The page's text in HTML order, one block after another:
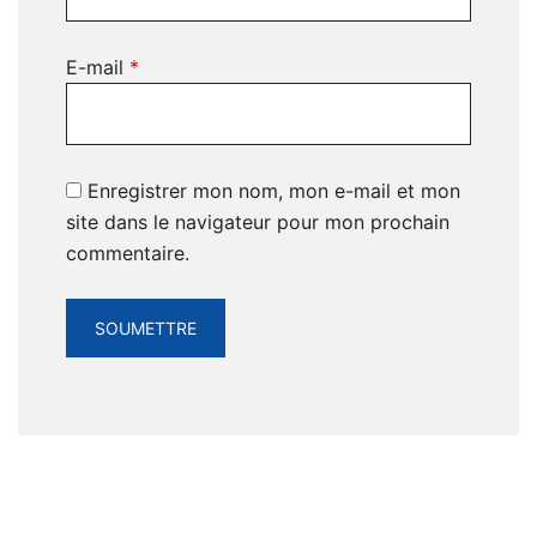
E-mail *
Enregistrer mon nom, mon e-mail et mon
site dans le navigateur pour mon prochain
commentaire.